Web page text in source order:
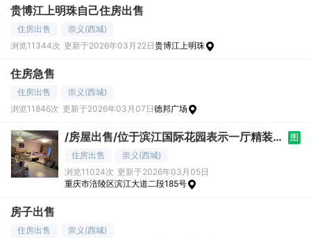
贵博江上明珠自己住房出售
住房出售
崇义(西城)
浏览11344次 更新于2026年03月22日贵博江上明珠
住房急售
住房出售
崇义(西城)
浏览11846次 更新于2026年03月07日德邦广场
/房屋出售/位于滨江国际花园表示一厅精装
修，家具家电齐全，拎
图
住房出售
崇义(西城)
浏览11024次 更新于2026年03月05日
重庆市涪陵区滨江大道二段185号
房子出售
住房出售
崇义(西城)